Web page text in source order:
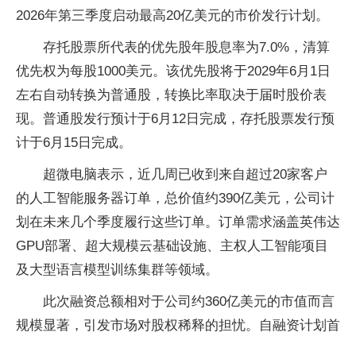
2026年第三季度启动最高20亿美元的市价发行计划。
存托股票所代表的优先股年股息率为7.0%，清算
优先权为每股1000美元。该优先股将于2029年6月1日
左右自动转换为普通股，转换比率取决于届时股价表
现。普通股发行预计于6月12日完成，存托股票发行预
计于6月15日完成。
超微电脑表示，近几周已收到来自超过20家客户
的人工智能服务器订单，总价值约390亿美元，公司计
划在未来几个季度履行这些订单。订单需求涵盖英伟达
GPU部署、超大规模云基础设施、主权人工智能项目
及大型语言模型训练集群等领域。
此次融资总额相对于公司约360亿美元的市值而言
规模显著，引发市场对股权稀释的担忧。自融资计划首